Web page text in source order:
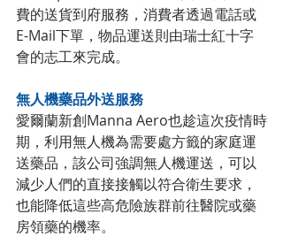
費的送貨到府服務，消費者透過電話或
E-Mail下單，物品運送則由瑞士紅十字
會的志工來完成。
無人機藥品外送服務
愛爾蘭新創Manna Aero也趁這次疫情時
期，利用無人機為需要處方籤的家庭運
送藥品，該公司強調無人機運送，可以
減少人們的直接接觸以符合衛生要求，
也能降低這些高危險族群前往醫院或藥
房領藥的機率。